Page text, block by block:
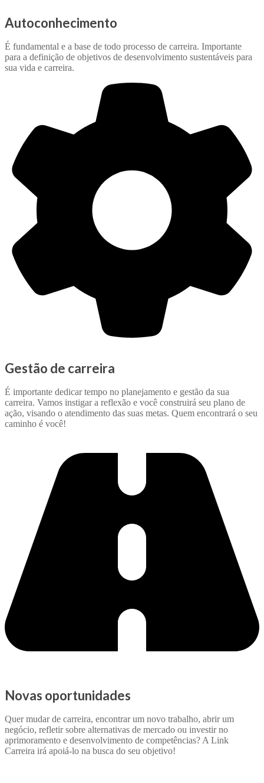
Autoconhecimento
É fundamental e a base de todo processo de carreira. Importante
para a definição de objetivos de desenvolvimento sustentáveis para
sua vida e carreira.
Gestão de carreira
É importante dedicar tempo no planejamento e gestão da sua
carreira. Vamos instigar a reflexão e você construirá seu plano de
ação, visando o atendimento das suas metas. Quem encontrará o seu
caminho é você!
Novas oportunidades
Quer mudar de carreira, encontrar um novo trabalho, abrir um
negócio, refletir sobre alternativas de mercado ou investir no
aprimoramento e desenvolvimento de competências? A Link
Carreira irá apoiá-lo na busca do seu objetivo!